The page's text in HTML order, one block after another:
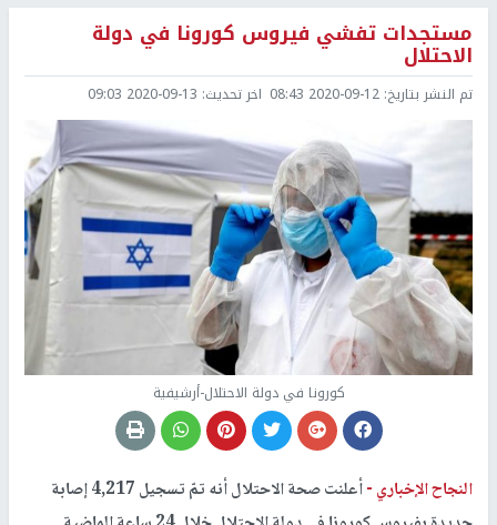
مستجدات تفشي فيروس كورونا في دولة
الاحتلال
تم النشر بتاريخ: 2020-09-12 08:43 اخر تحديث: 2020-09-13 09:03
كورونا في دولة الاحتلال-أرشيفية
النجاح الإخباري -
أعلنت صحة الاحتلال أنه تمّ تسجيل 4,217 إصابة